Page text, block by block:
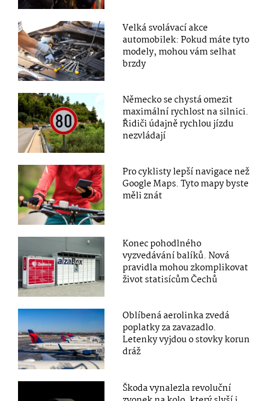
Velká svolávací akce
automobilek: Pokud máte tyto
modely, mohou vám selhat
brzdy
Německo se chystá omezit
maximální rychlost na silnici.
Řidiči údajně rychlou jízdu
nezvládají
Pro cyklisty lepší navigace než
Google Maps. Tyto mapy byste
měli znát
Konec pohodlného
vyzvedávání balíků. Nová
pravidla mohou zkomplikovat
život statisícům Čechů
Oblíbená aerolinka zvedá
poplatky za zavazadlo.
Letenky vyjdou o stovky korun
dráž
Škoda vynalezla revoluční